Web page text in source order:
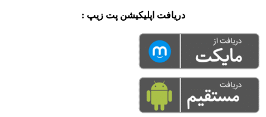
دریافت اپلیکیشن پت زیپ :